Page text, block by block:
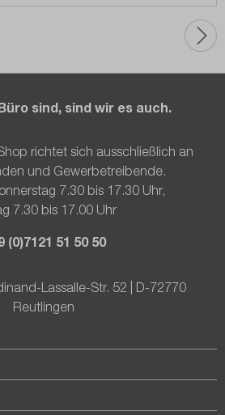
sind, sind wir es auch.
richtet sich ausschließlich an
und Gewerbetreibende.
7.30 bis 17.30 Uhr,
7.30 bis 17.00 Uhr
(0)7121 51 50 50
Lassalle-Str. 52 | D-72770
Reutlingen